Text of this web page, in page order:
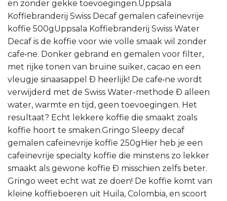
en zonder gekke toevoegingen.Uppsala
Koffiebranderij Swiss Decaf gemalen cafeïnevrije
koffie 500gUppsala Koffiebranderij Swiss Water
Decaf is de koffie voor wie volle smaak wil zonder
cafe•ne. Donker gebrand en gemalen voor filter,
met rijke tonen van bruine suiker, cacao en een
vleugje sinaasappel Ð heerlijk! De cafe•ne wordt
verwijderd met de Swiss Water-methode Ð alleen
water, warmte en tijd, geen toevoegingen. Het
resultaat? Echt lekkere koffie die smaakt zoals
koffie hoort te smaken.Gringo Sleepy decaf
gemalen cafeïnevrije koffie 250gHier heb je een
cafeïnevrije specialty koffie die minstens zo lekker
smaakt als gewone koffie Ð misschien zelfs beter.
Gringo weet echt wat ze doen! De koffie komt van
kleine koffieboeren uit Huila, Colombia, en scoort